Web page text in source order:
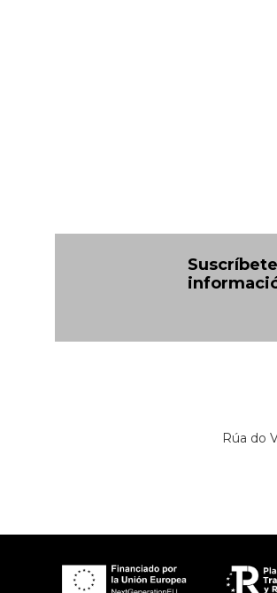
Rúa do